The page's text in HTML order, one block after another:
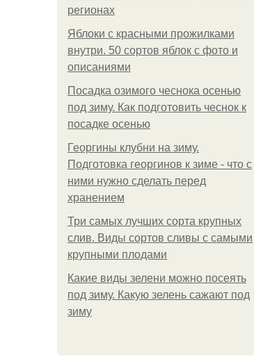
регионах
Яблоки с красными прожилками
внутри. 50 сортов яблок с фото и
описаниями
Посадка озимого чеснока осенью
под зиму. Как подготовить чеснок к
посадке осенью
Георгины клубни на зиму.
Подготовка георгинов к зиме - что с
ними нужно сделать перед
хранением
Три самых лучших сорта крупных
слив. Виды сортов сливы с самыми
крупными плодами
Какие виды зелени можно посеять
под зиму. Какую зелень сажают под
зиму